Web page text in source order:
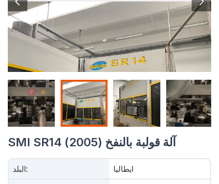
SMI SR14 آلة قولبة بالنفخ (2005)
البلد: ايطاليا